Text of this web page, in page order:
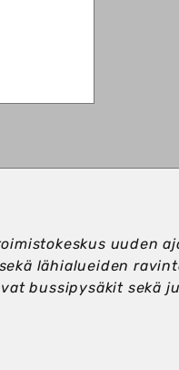
uuden
lähi­alueiden
bussi­pysäkit sekä